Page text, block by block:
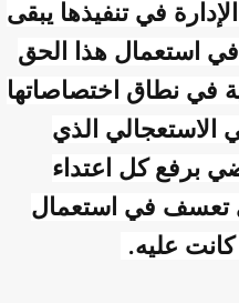
في تنفيذها يبقى
استعمال هذا الحق
في نطاق اختصاصاتها
الاستعجالي الذي
برفع كل اعتداء
تعسف في استعمال
كانت عليه.